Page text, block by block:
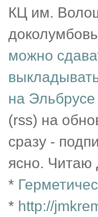
КЦ им.
можно
на
(rss) на
сразу -
ясно. Читаю
*
* http://